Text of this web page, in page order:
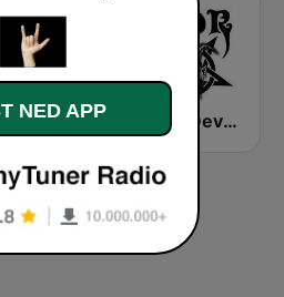
ON Heavy Metal Metal Devastation Radio
NED APP